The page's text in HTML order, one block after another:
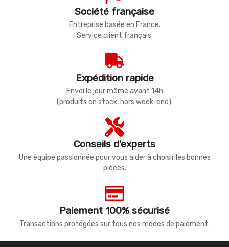
Société française
Entreprise basée en France.
Service client français.
Expédition rapide
Envoi le jour même avant 14h
(produits en stock, hors week-end).
Conseils d'experts
Une équipe passionnée pour vous aider à choisir les bonnes
pièces.
Paiement 100% sécurisé
Transactions protégées sur tous nos modes de paiement.